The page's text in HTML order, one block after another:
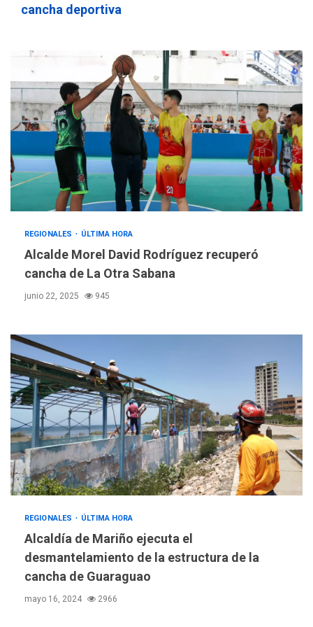
cancha deportiva
REGIONALES ÚLTIMA HORA
Alcalde Morel David Rodríguez recuperó
cancha de La Otra Sabana
junio 22, 2025 945
REGIONALES ÚLTIMA HORA
Alcaldía de Mariño ejecuta el
desmantelamiento de la estructura de la
cancha de Guaraguao
mayo 16, 2024 2966
POLÍTICA
TITULARES
ÚLTIMA HORA